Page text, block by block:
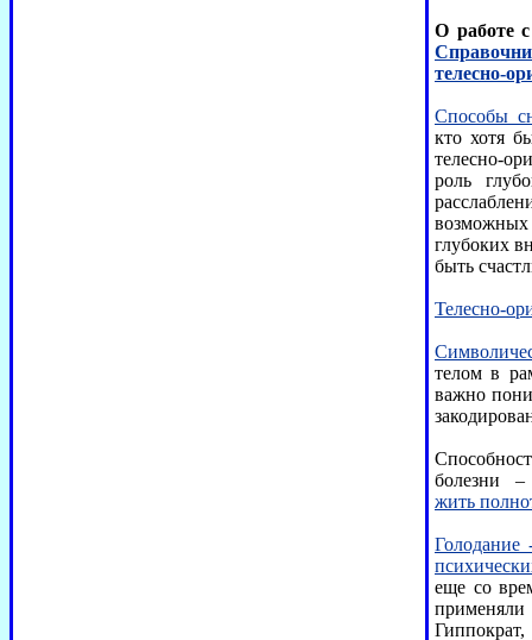
О работе
телесно-
Способы
кто хотя
телесно-
роль
возможных
глубоких
быть
Телесно-
телом в
важно
болезни
жить
Голодание
еще со